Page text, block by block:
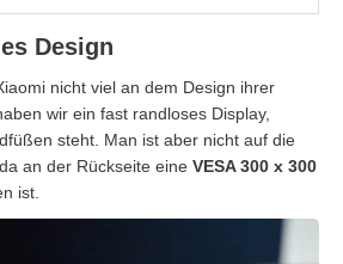
Design
nicht viel an dem Design ihrer
wir ein fast randloses Display,
steht. Man ist aber nicht auf die
an der Rückseite eine VESA 300 x 300
ist.